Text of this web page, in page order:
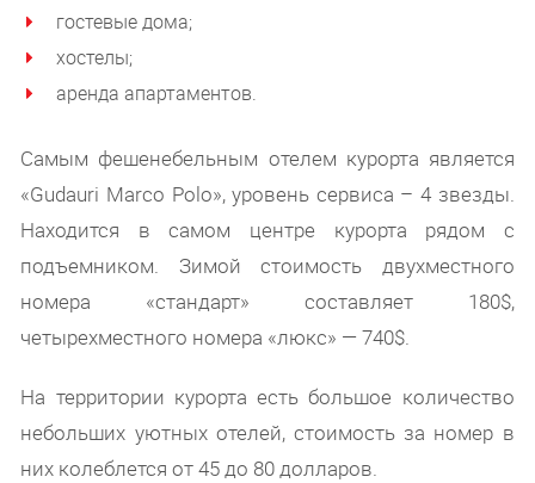
гостевые дома;
хостелы;
аренда апартаментов.
Самым фешенебельным отелем курорта является
«Gudauri Marco Polo», уровень сервиса – 4 звезды.
Находится в самом центре курорта рядом с
подъемником. Зимой стоимость двухместного
номера «стандарт» составляет 180$,
четырехместного номера «люкс» — 740$.
На территории курорта есть большое количество
небольших уютных отелей, стоимость за номер в
них колеблется от 45 до 80 долларов.